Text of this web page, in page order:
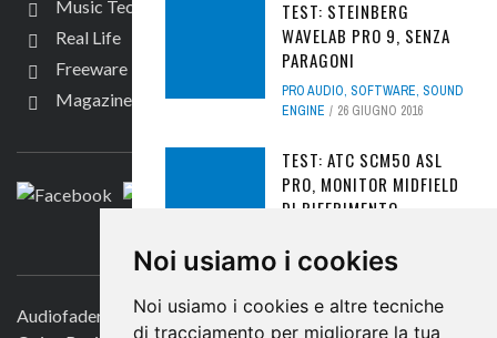
Noi usiamo i cookies
Noi usiamo i cookies e altre tecniche
di tracciamento per migliorare la tua
TEST: STEINBERG
WAVELAB PRO 9, SENZA
PARAGONI
PRO AUDIO, SOFTWARE, SOUND
ENGINE
26 GIUGNO 2016
TEST: ATC SCM50 ASL
PRO, MONITOR MIDFIELD
DI RIFERIMENTO
SOUND ENGINE
5 GENNAIO
INTERVISTA: JOHN
Music Tech
Real Life
Freeware
Magazine
CONTATTACI
Audiofader.com